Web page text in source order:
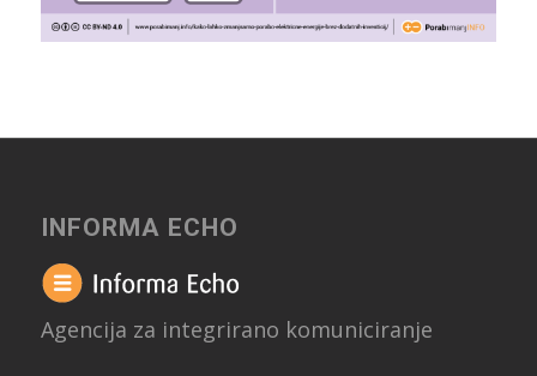
INFORMA ECHO
Agencija za integrirano komuniciranje